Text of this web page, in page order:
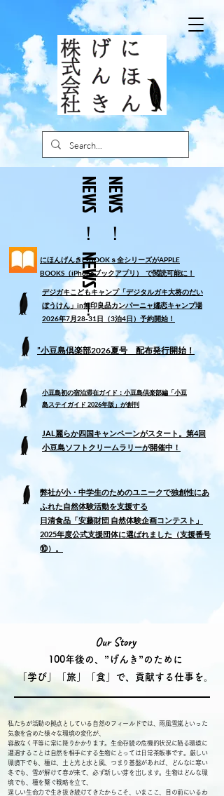
​N
E
W
S
！
N
E
W
S
！
N
E
W
S
！
にほんげんきE-BOOKｓ全シリーズがAPPLE
BOOKS（iPhoneブックアプリ） で閲読可能に！
​デジガキこどもキャンプ「デジタルガキ大将のだい
ぼうけん」in無印良品カンパーニャ嬬恋キャンプ場
2026年7月28-31日（3泊4日）予約開始！
”小豆島倶楽部2026夏号 配布発行開始！​
小豆島初の宿泊滞在ガイド：​小豆島倶楽部編「小豆
島ステイガイド 2026年版」が創刊
​JAL麗らか四国キャンペーンがスタート。第4回
小豆島ソフトクリームラリーが開催中！
弊社が小・中学生のためのユニークで独創性にあ
ふれた自然体験活動を支援する
日清食品「安藤財団 自然体験企画コンテスト」
2025年度公式支援団体に選ばれました（支援番号
⑩）。
Our Story
100年後の、”げんき”のために
「学び」「旅」「食」で、貢献する仕事を。
私たちが活動の拠点としている自然のフィールドでは、雨風雪嵐といった
気象を含めた様々な環境の変化が、
容赦なく平等に常に降りかかります。生命存続の危機的状況に陥る環境に
遭遇することは自然を相手にする生物にとっては日常茶飯事です。
厳しい
環境下でも、種は、土と光と水と風、つまり基盤があれば、どんなに寒い
冬でも、雪が解けて春が来て、必ず新しい芽を出します。生物はどんな環
境でも、種を繋ぐ戦略を立て、
逞しい生命力で生き抜き続けてきたからこそ、いまここ、目の前にいるわ